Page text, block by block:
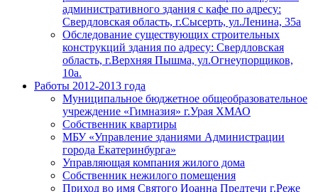
административного здания с кафе по адресу:
Свердловская область, г.Сысерть, ул.Ленина, 35а
Обследование существующих строительных
конструкций здания по адресу: Свердловская
область, г.Верхняя Пышма, ул.Огнеупорщиков,
10а.
Работы 2012-2013 года
Муниципальное бюджетное общеобразовательное
учреждение «Гимназия» г.Урая ХМАО
Собственник квартиры
МБУ «Управление зданиями Администрации
города Екатеринбурга»
Управляющая компания жилого дома
Собственник нежилого помещения
Приход во имя Святого Иоанна Предтечи г.Реже